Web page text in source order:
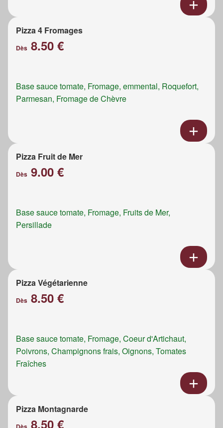
Pizza 4 Fromages
Dès 8.50 €
Base sauce tomate, Fromage, emmental, Roquefort,
Parmesan, Fromage de Chèvre
Pizza Fruit de Mer
Dès 9.00 €
Base sauce tomate, Fromage, Fruits de Mer,
Persillade
Pizza Végétarienne
Dès 8.50 €
Base sauce tomate, Fromage, Coeur d'Artichaut,
Poivrons, Champignons frais, Oignons, Tomates
Fraîches
Pizza Montagnarde
8.50 €